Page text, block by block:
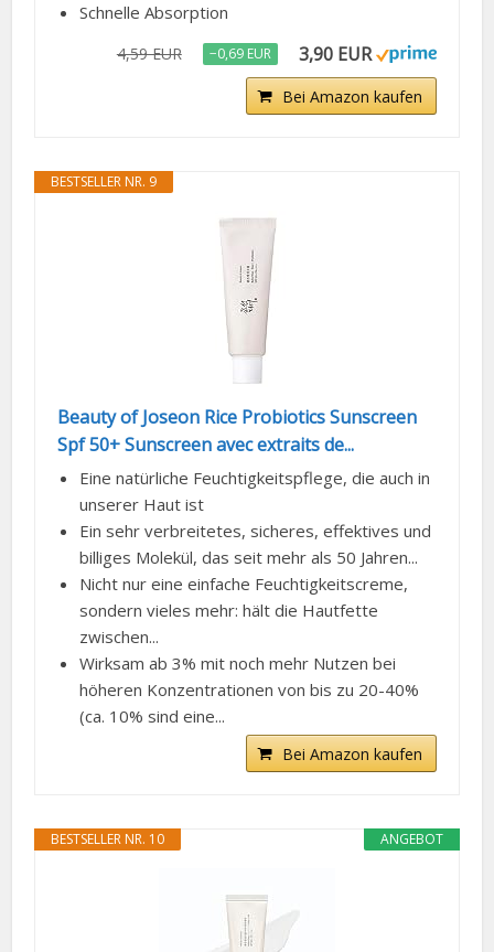
Schnelle Absorption
4,59 EUR −0,69 EUR 3,90 EUR
Bei Amazon kaufen
BESTSELLER NR. 9
Beauty of Joseon Rice Probiotics Sunscreen
Spf 50+ Sunscreen avec extraits de...
Eine natürliche Feuchtigkeitspflege, die auch in
unserer Haut ist
Ein sehr verbreitetes, sicheres, effektives und
billiges Molekül, das seit mehr als 50 Jahren...
Nicht nur eine einfache Feuchtigkeitscreme,
sondern vieles mehr: hält die Hautfette
zwischen...
Wirksam ab 3% mit noch mehr Nutzen bei
höheren Konzentrationen von bis zu 20-40%
(ca. 10% sind eine...
Bei Amazon kaufen
ANGEBOT
BESTSELLER NR. 10